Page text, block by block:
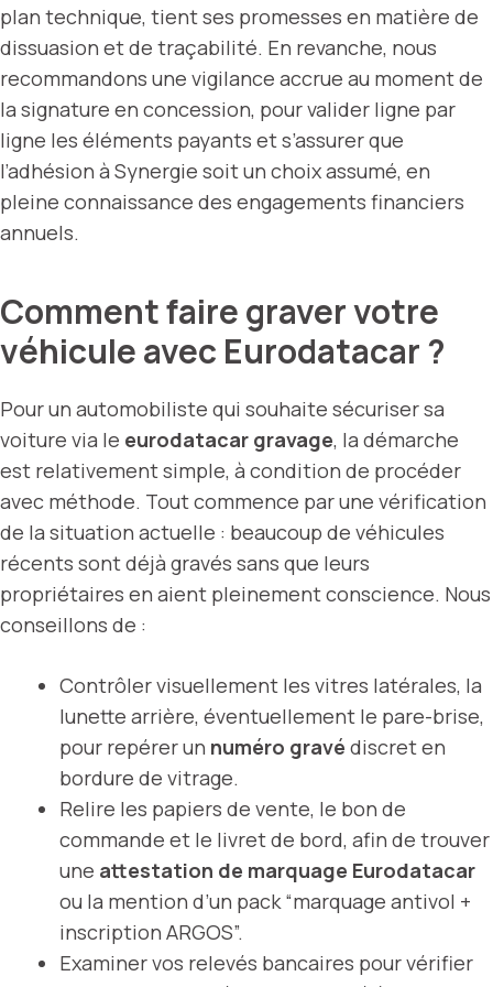
plan technique, tient ses promesses en matière de
dissuasion et de traçabilité. En revanche, nous
recommandons une vigilance accrue au moment de
la signature en concession, pour valider ligne par
ligne les éléments payants et s’assurer que
l’adhésion à Synergie soit un choix assumé, en
pleine connaissance des engagements financiers
annuels.
Comment faire graver votre
véhicule avec Eurodatacar ?
Pour un automobiliste qui souhaite sécuriser sa
voiture via le eurodatacar gravage, la démarche
est relativement simple, à condition de procéder
avec méthode. Tout commence par une vérification
de la situation actuelle : beaucoup de véhicules
récents sont déjà gravés sans que leurs
propriétaires en aient pleinement conscience. Nous
conseillons de :
Contrôler visuellement les vitres latérales, la
lunette arrière, éventuellement le pare-brise,
pour repérer un numéro gravé discret en
bordure de vitrage.
Relire les papiers de vente, le bon de
commande et le livret de bord, afin de trouver
une attestation de marquage Eurodatacar
ou la mention d’un pack “marquage antivol +
inscription ARGOS”.
Examiner vos relevés bancaires pour vérifier